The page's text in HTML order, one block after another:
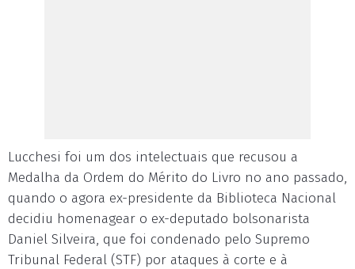
Lucchesi foi um dos intelectuais que recusou a
Medalha da Ordem do Mérito do Livro no ano passado,
quando o agora ex-presidente da Biblioteca Nacional
decidiu homenagear o ex-deputado bolsonarista
Daniel Silveira, que foi condenado pelo Supremo
Tribunal Federal (STF) por ataques à corte e à